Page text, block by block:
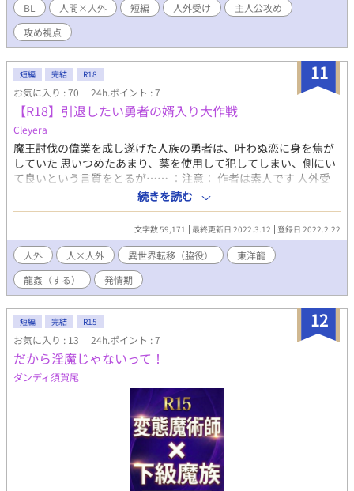
BL 人間×人外 短編 人外受け
主人公攻め
攻め視点
11
短編 完結 R18
お気に入り : 70 24h.ポイント : 7
【R18】引退したい勇者の婿入り大作戦
Cleyera
魔王討伐の偉業を成し遂げた人族の勇者は、叶わぬ恋に身を焦が
していた 思いつめたあまり、薬を使用して犯してしまい、側にい
て良いという言質をとるが…… ：注意： 作者は素人です 人外受
け、人型なし、人化はできません 性描写ありは題名に※をつけま
す 月光さんにも投稿
続きを読む
文字数 59,171 最終更新日 2022.3.12 登録日 2022.2.22
人外 人×人外 異世界転移（脇役）
東洋龍
龍姦（する）
発情期
12
短編 完結 R15
お気に入り : 13 24h.ポイント : 7
だから淫魔じゃないって！
ダンディ須賀尾